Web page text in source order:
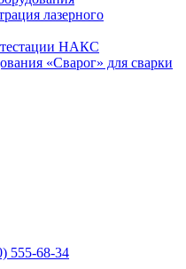
лазерного
НАКС
«Сварог» для сварки
555-68-34